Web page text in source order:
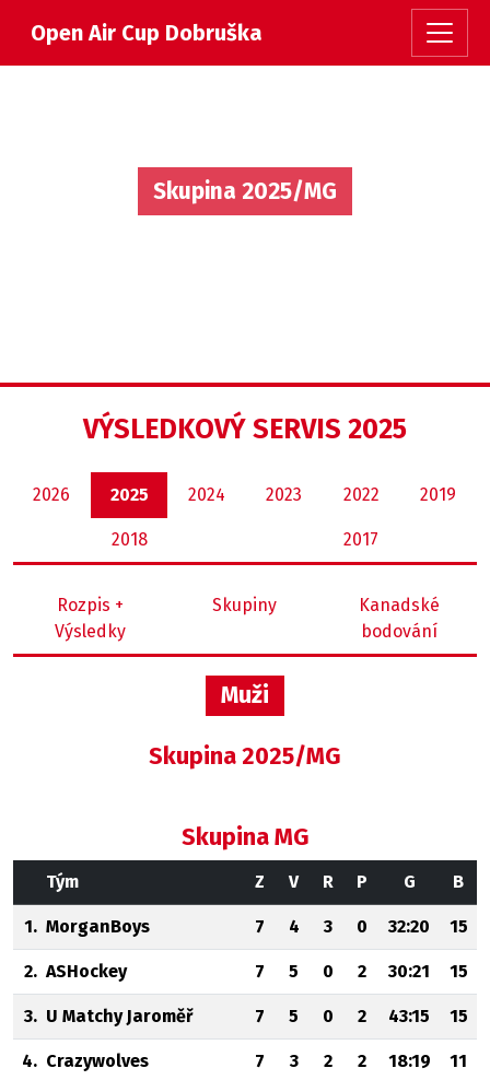
Open Air Cup Dobruška
Skupina 2025/MG
VÝSLEDKOVÝ SERVIS 2025
2026 2025 2024 2023 2022 2019
2018 2017
Rozpis +
Výsledky
Skupiny
Kanadské
bodování
Muži
Skupina 2025/MG
Skupina MG
Tým Z V R P G B
1. MorganBoys 7 4 3 0 32:20 15
2. ASHockey 7 5 0 2 30:21 15
3. U Matchy Jaroměř 7 5 0 2 43:15 15
4. Crazywolves 7 3 2 2 18:19 11